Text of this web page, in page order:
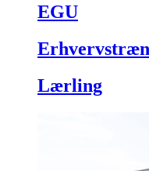
EGU
Lærling